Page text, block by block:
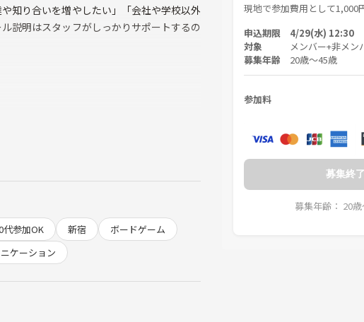
知り合いを増やしたい」「会社や学校以外
説明はスタッフがしっかりサポートするの
ピッタリ！
代参加OK 新宿
ボードゲーム
ケーション
現地で参加費用として1,000
申込期限 4/29(水) 12:30
対象
メンバー+非メン
募集年齢 20歳〜45歳
参加料
募集終了
募集年齢： 20